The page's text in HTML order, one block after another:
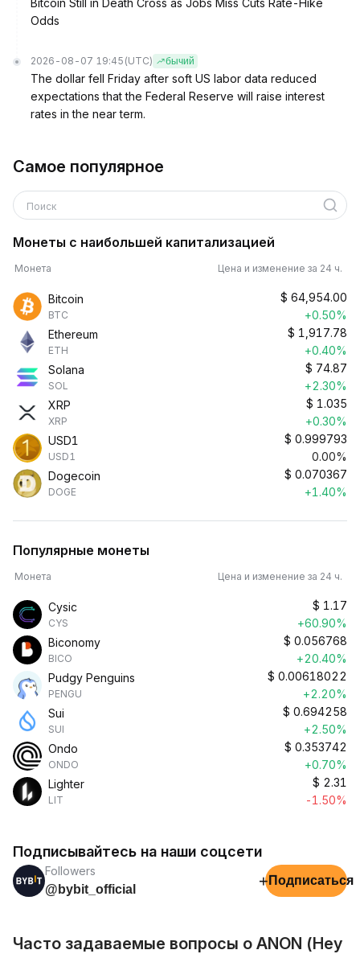
Bitcoin Still in Death Cross as Jobs Miss Cuts Rate-Hike
Odds
2026-08-07 19:45 (UTC) бычий
The dollar fell Friday after soft US labor data reduced
expectations that the Federal Reserve will raise interest
rates in the near term.
Самое популярное
Поиск
Монеты с наибольшей капитализацией
Монета Цена и изменение за 24 ч.
Bitcoin
BTC
$ 64,954.00
+0.50%
Ethereum
ETH
$ 1,917.78
+0.40%
Solana
SOL
$ 74.87
+2.30%
XRP
XRP
$ 1.035
+0.30%
USD1
USD1
$ 0.999793
0.00%
Dogecoin
DOGE
$ 0.070367
+1.40%
Популярные монеты
Монета Цена и изменение за 24 ч.
Cysic
CYS
$ 1.17
+60.90%
Biconomy
BICO
$ 0.056768
+20.40%
Pudgy Penguins
PENGU
$ 0.00618022
+2.20%
Sui
SUI
$ 0.694258
+2.50%
Ondo
ONDO
$ 0.353742
+0.70%
Lighter
LIT
$ 2.31
-1.50%
Подписывайтесь на наши соцсети
Followers
@bybit_official
+ Подписаться
Часто задаваемые вопросы о ANON (Hey